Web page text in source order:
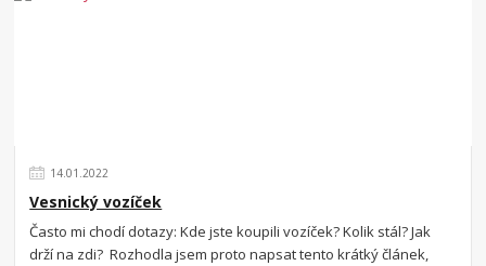
14. 01 2022
Vesnický vozíček
Často mi chodí dotazy: Kde jste koupili vozíček? Kolik stál? Jak
drží na zdi? Rozhodla jsem proto napsat tento krátký článek,